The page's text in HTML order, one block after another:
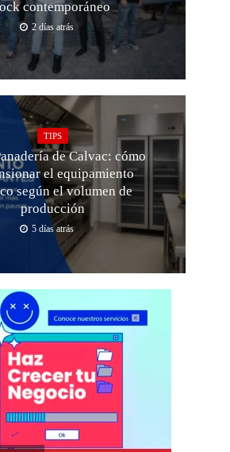
contemporáneo
2 días atrás
TIPS
de Calvac: cómo
el equipamiento
según el volumen de
producción
5 días atrás